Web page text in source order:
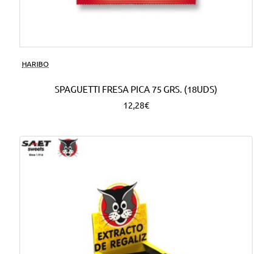
HARIBO
SPAGUETTI FRESA PICA 75 GRS. (18UDS)
12,28€